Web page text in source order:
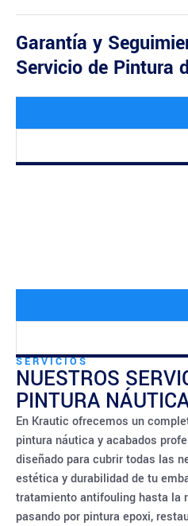
Garantía y
Servicio de Pintura
SERVICIOS
NUESTROS
PINTURA
En Krautic ofrecemos un
pintura náutica y acabados
diseñado para cubrir todas las
estética y durabilidad de tu
tratamiento antifouling hasta la
pasando por pintura epoxi,